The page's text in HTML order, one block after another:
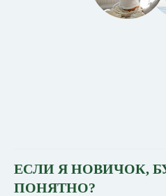
ЕСЛИ Я НОВИЧОК,
ПОНЯТНО?